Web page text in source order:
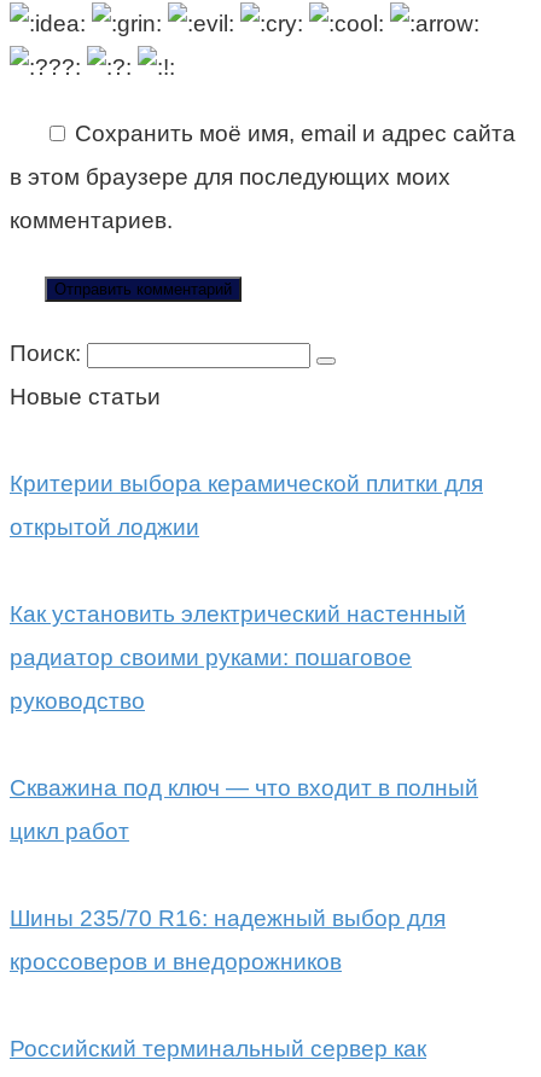
Сохранить моё имя, email и адрес сайта
в этом браузере для последующих моих
комментариев.
Поиск:
Новые статьи
Критерии выбора керамической плитки для
открытой лоджии
Как установить электрический настенный
радиатор своими руками: пошаговое
руководство
Скважина под ключ — что входит в полный
цикл работ
Шины 235/70 R16: надежный выбор для
кроссоверов и внедорожников
Российский терминальный сервер как